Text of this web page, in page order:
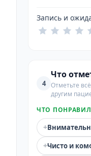
Запись и
4
Что
Отметьте
другим
ЧТО
+
+Чисто и